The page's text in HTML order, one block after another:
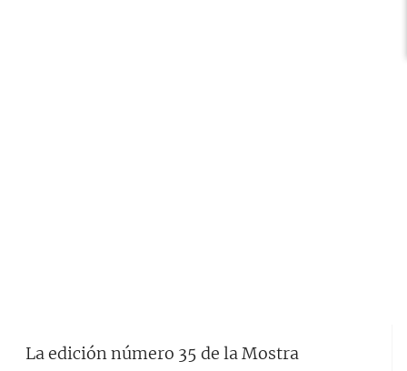
La edición número 35 de la Mostra